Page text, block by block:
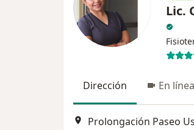
Lic.
Dirección En línea